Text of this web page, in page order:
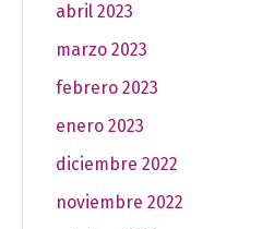
abril 2023
marzo 2023
febrero 2023
enero 2023
diciembre 2022
noviembre 2022